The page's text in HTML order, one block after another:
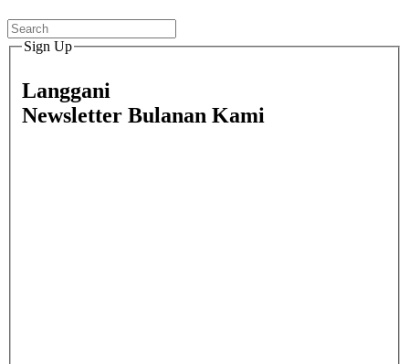
Sign Up
Langgani
Newsletter Bulanan Kami